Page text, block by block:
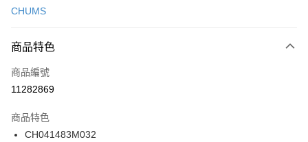
便利好安心！
３．安心：先確認商品／服務後，再付款。
【「AFTEE先享後付」結帳流程】
１．於結帳方式選擇「AFTEE先享後付」後，將跳轉至「AFTEE先享後付」
２．訂單成立數日內，您將收到繳費通知簡訊。
３．收到繳費通知簡訊後14天內，點擊此簡訊中的連結，可透過四大超商／
ATM／網路銀行／等多元方式進行付款，方視為交易完成。
運送方式
每筆NT$100，滿NT$1,500(含以上)免運費
宅配
每筆NT$100，滿NT$1,500(含以上)免運費
付款後門市自取
每筆NT$100，滿NT$1,500(含以上)免運費
CHUMS
商品特色
商品編號
11282869
商品特色
CH041483M032